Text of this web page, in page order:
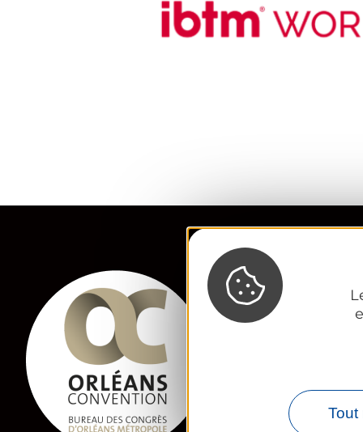
Tout
Orléans Convention,
Bureau des
02 38 24 01 69